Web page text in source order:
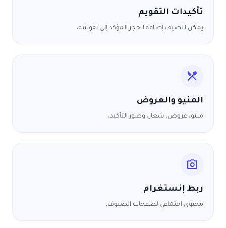
تأكيدات التقويم
يمكن للضيف إضافة الحجز المؤكد إلى تقويمه.
restaurant_menu
المنيو والعروض
منيو، عروض، شعار، وصور التأكيد.
photo_camera
ربط إنستغرام
محتوى اجتماعي لصفحات الضيوف.